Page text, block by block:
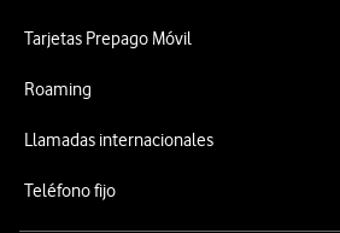
Tarjetas Prepago Móvil
Roaming
Llamadas internacionales
Teléfono fijo